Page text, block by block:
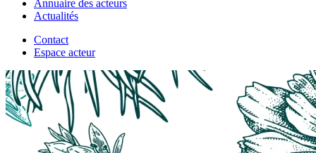
Annuaire des acteurs
Actualités
Contact
Espace acteur